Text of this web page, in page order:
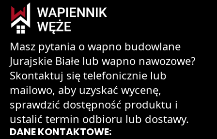
Masz pytania o wapno budowlane
Jurajskie Białe lub wapno nawozowe?
Skontaktuj się telefonicznie lub
mailowo, aby uzyskać wycenę,
sprawdzić dostępność produktu i
ustalić termin odbioru lub dostawy.
DANE KONTAKTOWE: